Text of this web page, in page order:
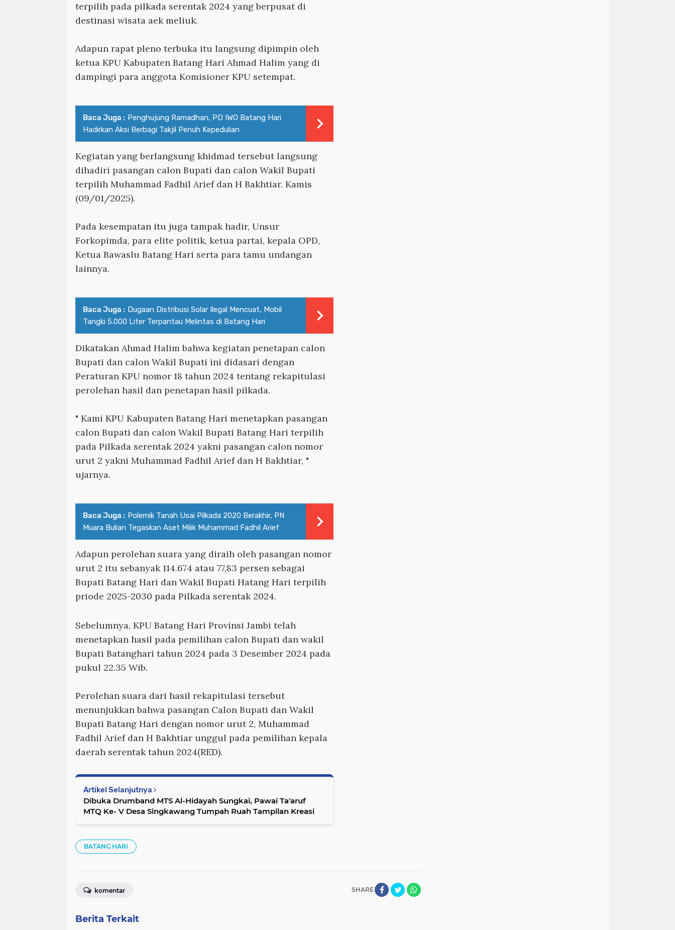
terpilih pada pilkada serentak 2024 yang berpusat di
destinasi wisata aek meliuk.
Adapun rapat pleno terbuka itu langsung dipimpin oleh
ketua KPU Kabupaten Batang Hari Ahmad Halim yang di
dampingi para anggota Komisioner KPU setempat.
Baca Juga : Penghujung Ramadhan, PD IWO Batang Hari
Hadirkan Aksi Berbagi Takjil Penuh Kepedulian
Kegiatan yang berlangsung khidmad tersebut langsung
dihadiri pasangan calon Bupati dan calon Wakil Bupati
terpilih Muhammad Fadhil Arief dan H Bakhtiar. Kamis
(09/01/2025).
Pada kesempatan itu juga tampak hadir, Unsur
Forkopimda, para elite politik, ketua partai, kepala OPD,
Ketua Bawaslu Batang Hari serta para tamu undangan
lainnya.
Baca Juga : Dugaan Distribusi Solar Ilegal Mencuat, Mobil
Tangki 5.000 Liter Terpantau Melintas di Batang Hari
Dikatakan Ahmad Halim bahwa kegiatan penetapan calon
Bupati dan calon Wakil Bupati ini didasari dengan
Peraturan KPU nomor 18 tahun 2024 tentang rekapitulasi
perolehan hasil dan penetapan hasil pilkada.
" Kami KPU Kabupaten Batang Hari menetapkan pasangan
calon Bupati dan calon Wakil Bupati Batang Hari terpilih
pada Pilkada serentak 2024 yakni pasangan calon nomor
urut 2 yakni Muhammad Fadhil Arief dan H Bakhtiar, "
ujarnya.
Baca Juga : Polemik Tanah Usai Pilkada 2020 Berakhir, PN
Muara Bulian Tegaskan Aset Milik Muhammad Fadhil Arief
Adapun perolehan suara yang diraih oleh pasangan nomor
urut 2 itu sebanyak 114.674 atau 77,83 persen sebagai
Bupati Batang Hari dan Wakil Bupati Hatang Hari terpilih
priode 2025-2030 pada Pilkada serentak 2024.
Sebelumnya, KPU Batang Hari Provinsi Jambi telah
menetapkan hasil pada pemilihan calon Bupati dan wakil
Bupati Batanghari tahun 2024 pada 3 Desember 2024 pada
pukul 22.35 Wib.
Perolehan suara dari hasil rekapitulasi tersebut
menunjukkan bahwa pasangan Calon Bupati dan Wakil
Bupati Batang Hari dengan nomor urut 2, Muhammad
Fadhil Arief dan H Bakhtiar unggul pada pemilihan kepala
daerah serentak tahun 2024(RED).
Artikel Selanjutnya
Dibuka Drumband MTS Al-Hidayah Sungkai, Pawai Ta'aruf
MTQ Ke- V Desa Singkawang Tumpah Ruah Tampilan Kreasi
BATANG HARI
SHARE
komentar
Berita Terkait